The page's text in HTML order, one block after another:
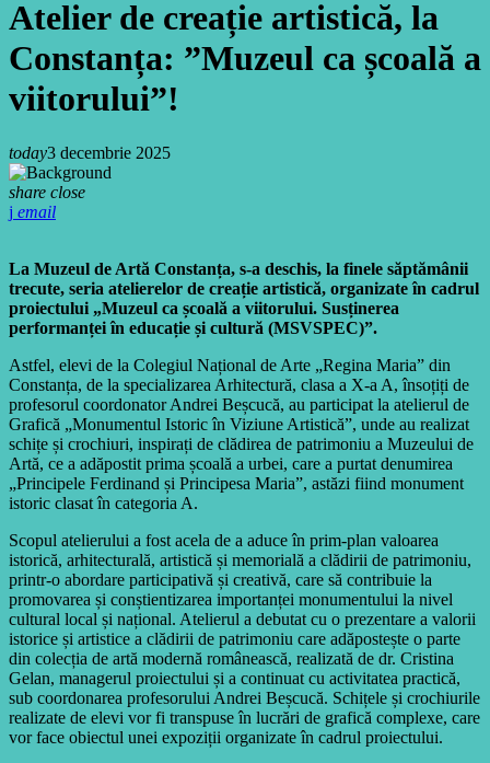
Atelier de creație artistică, la
Constanța: ”Muzeul ca școală a
viitorului”!
today3 decembrie 2025
share close
email
La Muzeul de Artă Constanța, s-a deschis, la finele săptămânii
trecute, seria atelierelor de creație artistică, organizate în cadrul
proiectului „Muzeul ca școală a viitorului. Susținerea
performanței în educație și cultură (MSVSPEC)”.
Astfel, elevi de la Colegiul Național de Arte „Regina Maria” din
Constanța, de la specializarea Arhitectură, clasa a X-a A, însoțiți de
profesorul coordonator Andrei Beșcucă, au participat la atelierul de
Grafică „Monumentul Istoric în Viziune Artistică”, unde au realizat
schițe și crochiuri, inspirați de clădirea de patrimoniu a Muzeului de
Artă, ce a adăpostit prima școală a urbei, care a purtat denumirea
„Principele Ferdinand și Principesa Maria”, astăzi fiind monument
istoric clasat în categoria A.
Scopul atelierului a fost acela de a aduce în prim-plan valoarea
istorică, arhitecturală, artistică și memorială a clădirii de patrimoniu,
printr-o abordare participativă și creativă, care să contribuie la
promovarea și conștientizarea importanței monumentului la nivel
cultural local și național. Atelierul a debutat cu o prezentare a valorii
istorice și artistice a clădirii de patrimoniu care adăpostește o parte
din colecția de artă modernă românească, realizată de dr. Cristina
Gelan, managerul proiectului și a continuat cu activitatea practică,
sub coordonarea profesorului Andrei Beșcucă. Schițele și crochiurile
realizate de elevi vor fi transpuse în lucrări de grafică complexe, care
vor face obiectul unei expoziții organizate în cadrul proiectului.